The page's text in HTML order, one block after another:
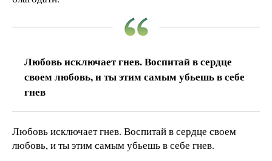
Любовь исключает гнев. Воспитай в сердце
своем любовь, и ты этим самым убьешь в себе
гнев
Любовь исключает гнев. Воспитай в сердце своем
любовь, и ты этим самым убьешь в себе гнев.